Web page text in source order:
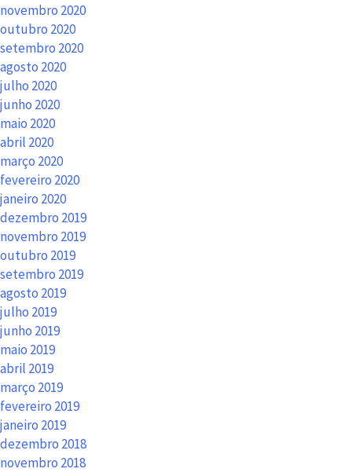
novembro 2020
outubro 2020
setembro 2020
agosto 2020
julho 2020
junho 2020
maio 2020
abril 2020
março 2020
fevereiro 2020
janeiro 2020
dezembro 2019
novembro 2019
outubro 2019
setembro 2019
agosto 2019
julho 2019
junho 2019
maio 2019
abril 2019
março 2019
fevereiro 2019
janeiro 2019
dezembro 2018
novembro 2018